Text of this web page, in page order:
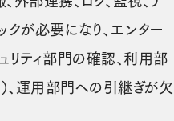
クが必要になり、エンター
リティ部門の確認、利用部
、運用部門への引継ぎが欠